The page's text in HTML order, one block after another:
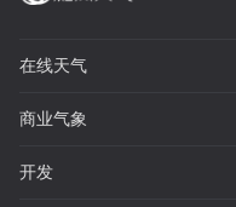
在线天气
商业气象
开发